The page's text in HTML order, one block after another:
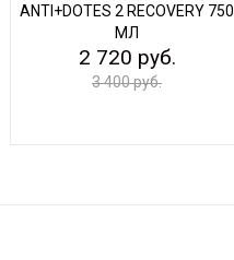
ANTI+DOTES 2 RECOVERY 750
МЛ
2 720 руб.
3 400 руб.